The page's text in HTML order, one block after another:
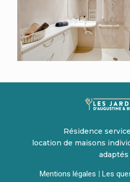
Résidence
location de maisons
adaptés
Mentions légales | Les